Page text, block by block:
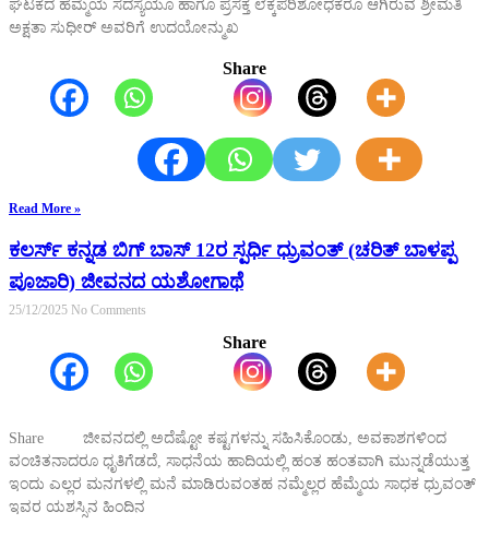
ಘಟಕದ ಹೆಮ್ಮೆಯ ಸದಸ್ಯೆಯೂ ಹಾಗೂ ಪ್ರಸಕ್ತ ಲೆಕ್ಕಪರಿಶೋಧಕರೂ ಆಗಿರುವ ಶ್ರೀಮತಿ
ಅಕ್ಷತಾ ಸುಧೀರ್ ಅವರಿಗೆ ಉದಯೋನ್ಮುಖ
Share
Read More »
ಕಲರ್ಸ್ ಕನ್ನಡ ಬಿಗ್ ಬಾಸ್ 12ರ ಸ್ಪರ್ಧಿ ಧ್ರುವಂತ್ (ಚರಿತ್ ಬಾಳಪ್ಪ
ಪೂಜಾರಿ) ಜೀವನದ ಯಶೋಗಾಥೆ
25/12/2025 No Comments
Share
Share ಜೀವನದಲ್ಲಿ ಅದೆಷ್ಟೋ ಕಷ್ಟಗಳನ್ನು ಸಹಿಸಿಕೊಂಡು, ಅವಕಾಶಗಳಿಂದ
ವಂಚಿತನಾದರೂ ಧೃತಿಗೆಡದೆ, ಸಾಧನೆಯ ಹಾದಿಯಲ್ಲಿ ಹಂತ ಹಂತವಾಗಿ ಮುನ್ನಡೆಯುತ್ತ
ಇಂದು ಎಲ್ಲರ ಮನಗಳಲ್ಲಿ ಮನೆ ಮಾಡಿರುವಂತಹ ನಮ್ಮೆಲ್ಲರ ಹೆಮ್ಮೆಯ ಸಾಧಕ ಧ್ರುವಂತ್
ಇವರ ಯಶಸ್ಸಿನ ಹಿಂದಿನ